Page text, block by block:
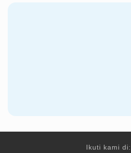
Ikuti kami di: